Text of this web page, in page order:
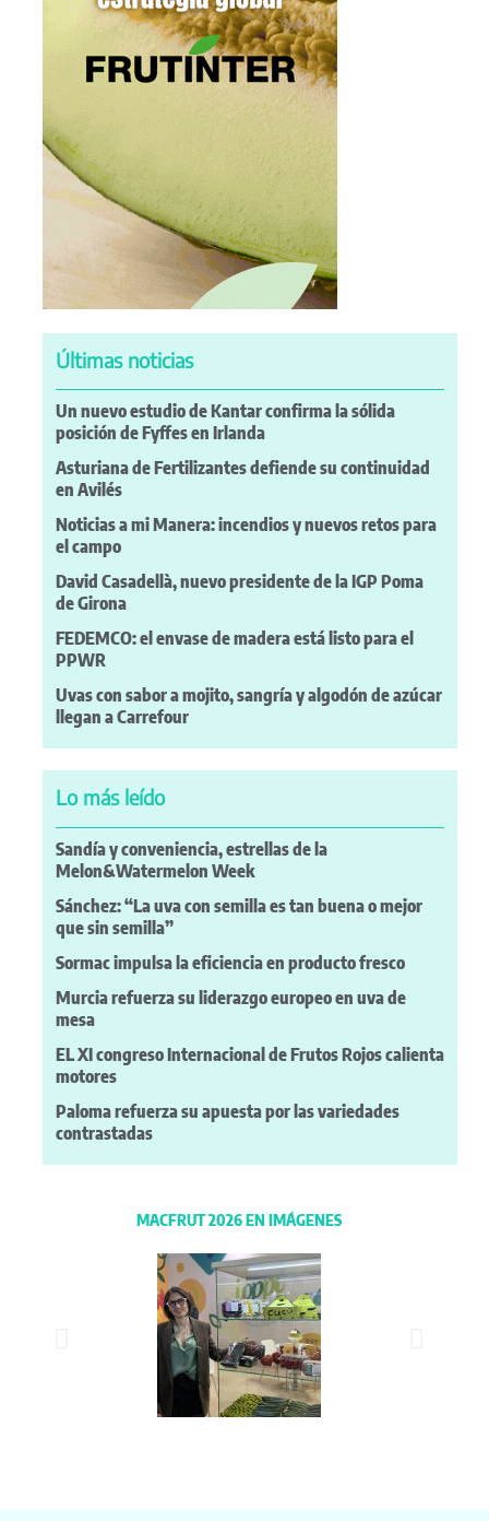
Últimas noticias
Un nuevo estudio de Kantar confirma la sólida
posición de Fyffes en Irlanda
Asturiana de Fertilizantes defiende su continuidad
en Avilés
Noticias a mi Manera: incendios y nuevos retos para
el campo
David Casadellà, nuevo presidente de la IGP Poma
de Girona
FEDEMCO: el envase de madera está listo para el
PPWR
Uvas con sabor a mojito, sangría y algodón de azúcar
llegan a Carrefour
Lo más leído
Sandía y conveniencia, estrellas de la
Melon&Watermelon Week
Sánchez: “La uva con semilla es tan buena o mejor
que sin semilla”
Sormac impulsa la eficiencia en producto fresco
Murcia refuerza su liderazgo europeo en uva de
mesa
EL XI congreso Internacional de Frutos Rojos calienta
motores
Paloma refuerza su apuesta por las variedades
contrastadas
MACFRUT 2026 EN IMÁGENES